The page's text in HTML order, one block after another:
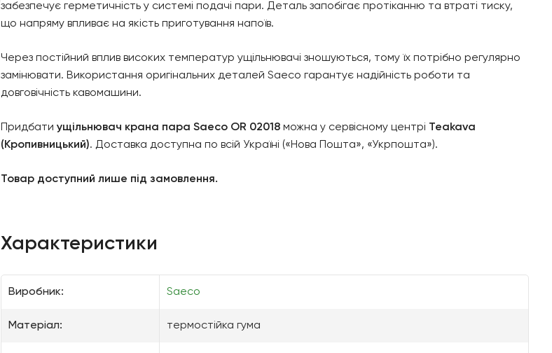
забезпечує герметичність у системі подачі пари. Деталь запобігає протіканню та втраті тиску,
що напряму впливає на якість приготування напоїв.
Через постійний вплив високих температур ущільнювачі зношуються, тому їх потрібно регулярно
замінювати. Використання оригінальних деталей Saeco гарантує надійність роботи та
довговічність кавомашини.
Придбати ущільнювач крана пара Saeco OR 02018 можна у сервісному центрі Teakava
(Кропивницький). Доставка доступна по всій Україні («Нова Пошта», «Укрпошта»).
Товар доступний лише під замовлення.
Характеристики
Виробник: Saeco
Матеріал: термостійка гума